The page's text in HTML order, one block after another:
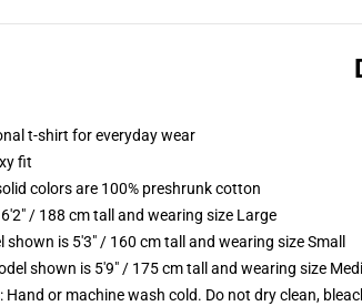
t-shirt for everyday wear
fit
colors are 100% preshrunk cotton
/ 188 cm tall and wearing size Large
is 5'3" / 160 cm tall and wearing size Small
shown is 5'9" / 175 cm tall and wearing size
or machine wash cold. Do not dry clean,